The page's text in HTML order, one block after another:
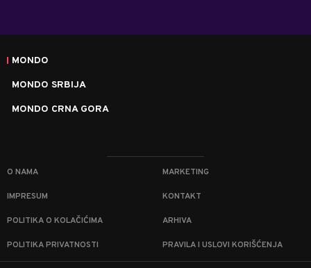
MONDO
MONDO SRBIJA
MONDO CRNA GORA
O NAMA MARKETING
IMPRESUM KONTAKT
POLITIKA O KOLAČIĆIMA ARHIVA
POLITIKA PRIVATNOSTI PRAVILA I USLOVI KORIŠĆENJA